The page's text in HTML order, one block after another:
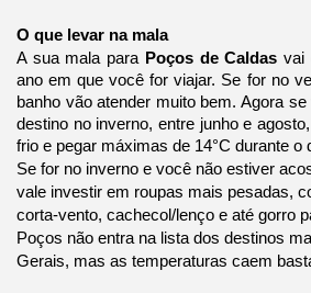
O que levar na mala
A sua mala para Poços de Caldasvai
ano em que você for viajar. Se for no
banho vão atender muito bem. Agora
destino no inverno, entre junho e
frio e pegar máximas de 14°C durante o
Se for no inverno e você não estiver
vale investir em roupas mais pesadas,
corta-vento, cachecol/lenço e até gorro
Poços não entra na lista dos destinos
Gerais, mas as temperaturas caem